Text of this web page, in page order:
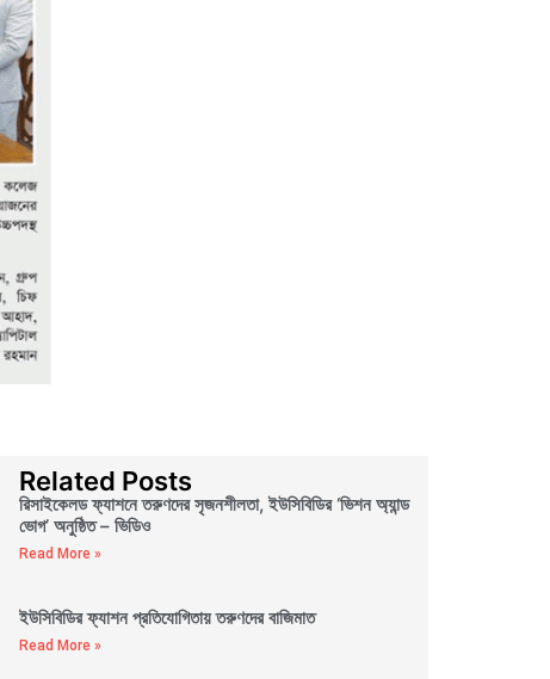
Related Posts
রিসাইকেলড ফ্যাশনে তরুণদের সৃজনশীলতা, ইউসিবিডির ‘ভিশন অ্যান্ড
ভোগ’ অনুষ্ঠিত – ভিডিও
Read More »
ইউসিবিডির ফ্যাশন প্রতিযোগিতায় তরুণদের বাজিমাত
Read More »